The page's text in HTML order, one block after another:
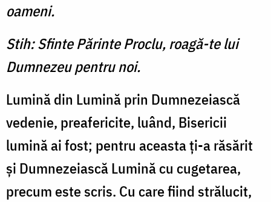
oameni.
Stih: Sfinte Părinte Proclu, roagă-te lui
Dumnezeu pentru noi.
Lumină din Lumină prin Dumnezeiască
vedenie, preafericite, luând, Bisericii
lumină ai fost; pentru aceasta ţi-a răsărit
şi Dumnezeiască Lumină cu cugetarea,
precum este scris. Cu care fiind strălucit,